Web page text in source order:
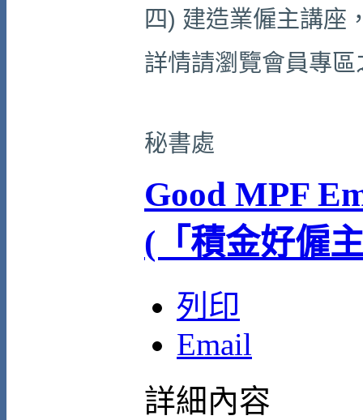
四) 建造業僱主講座
詳情請瀏覽會員專
秘書處
Good MPF
(「積金好僱
列印
Email
詳細內容